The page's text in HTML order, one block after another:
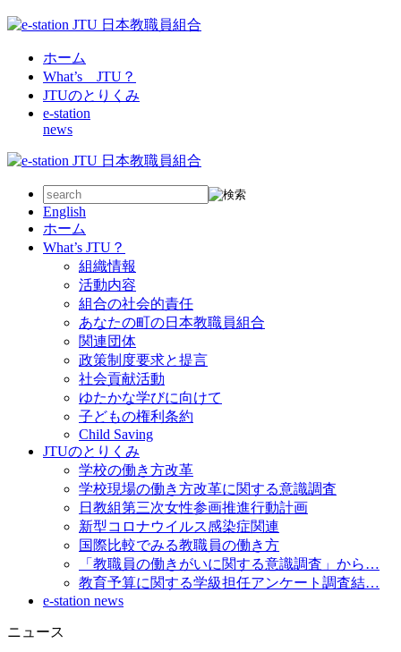
ホーム
What’s JTU？
JTUのとりくみ
e-station
news
English
ホーム
What’s JTU？
組織情報
活動内容
組合の社会的責任
あなたの町の日本教職員組合
関連団体
政策制度要求と提言
社会貢献活動
ゆたかな学びに向けて
子どもの権利条約
Child Saving
JTUのとりくみ
学校の働き方改革
学校現場の働き方改革に関する意識調査
日教組第三次女性参画推進行動計画
新型コロナウイルス感染症関連
国際比較でみる教職員の働き方
「教職員の働きがいに関する意識調査」から…
教育予算に関する学級担任アンケート調査結…
e-station news
ニュース